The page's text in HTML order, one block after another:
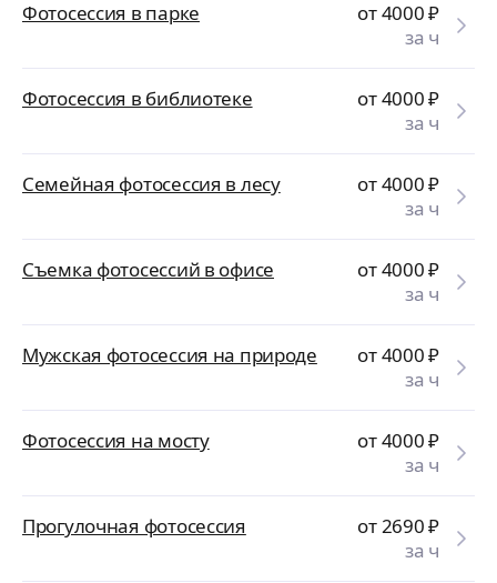
Фотосессия в парке от 4000₽
за ч
Фотосессия в библиотеке от 4000₽
за ч
Семейная фотосессия в лесу от 4000₽
за ч
Съемка фотосессий в офисе от 4000₽
за ч
Мужская фотосессия на природе от 4000₽
за ч
Фотосессия на мосту от 4000₽
за ч
Прогулочная фотосессия от 2690₽
за ч